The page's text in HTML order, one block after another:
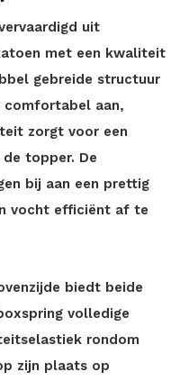
uit
met een kwaliteit
gebreide structuur
aan,
zorgt voor een
topper. De
bij aan een prettig
vocht efficiënt af te
biedt beide
volledige
rondom
zijn plaats op